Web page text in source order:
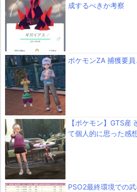
成するべきか考察
ポケモンZA 捕獲要
【ポケモン】GTS産
て個人的に思った感
PSO2最終環境での